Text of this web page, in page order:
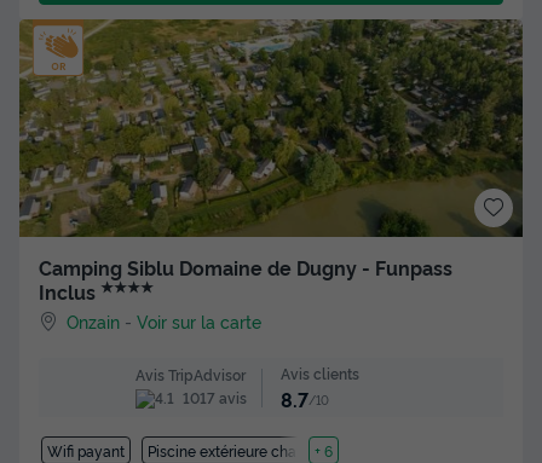
Camping Siblu Domaine de Dugny - Funpass
Inclus ★★★★
Onzain -Voir sur la carte
Avis TripAdvisor
1017 avis
Avis clients
8.7/10
Wifi payant Piscine extérieure chauffée
+ 6